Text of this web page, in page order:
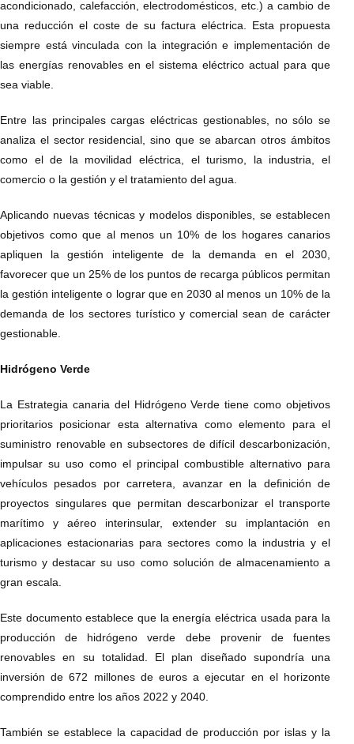
acondicionado, calefacción, electrodomésticos, etc.) a cambio de
una reducción el coste de su factura eléctrica. Esta propuesta
siempre está vinculada con la integración e implementación de
las energías renovables en el sistema eléctrico actual para que
sea viable.
Entre las principales cargas eléctricas gestionables, no sólo se
analiza el sector residencial, sino que se abarcan otros ámbitos
como el de la movilidad eléctrica, el turismo, la industria, el
comercio o la gestión y el tratamiento del agua.
Aplicando nuevas técnicas y modelos disponibles, se establecen
objetivos como que al menos un 10% de los hogares canarios
apliquen la gestión inteligente de la demanda en el 2030,
favorecer que un 25% de los puntos de recarga públicos permitan
la gestión inteligente o lograr que en 2030 al menos un 10% de la
demanda de los sectores turístico y comercial sean de carácter
gestionable.
Hidrógeno Verde
La Estrategia canaria del Hidrógeno Verde tiene como objetivos
prioritarios posicionar esta alternativa como elemento para el
suministro renovable en subsectores de difícil descarbonización,
impulsar su uso como el principal combustible alternativo para
vehículos pesados por carretera, avanzar en la definición de
proyectos singulares que permitan descarbonizar el transporte
marítimo y aéreo interinsular, extender su implantación en
aplicaciones estacionarias para sectores como la industria y el
turismo y destacar su uso como solución de almacenamiento a
gran escala.
Este documento establece que la energía eléctrica usada para la
producción de hidrógeno verde debe provenir de fuentes
renovables en su totalidad. El plan diseñado supondría una
inversión de 672 millones de euros a ejecutar en el horizonte
comprendido entre los años 2022 y 2040.
También se establece la capacidad de producción por islas y la